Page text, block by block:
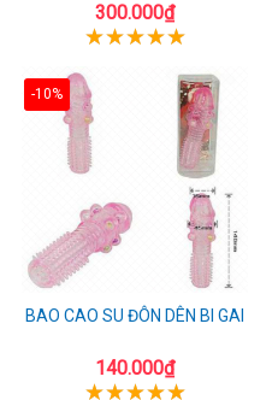
300.000₫
-10%
BAO CAO SU ĐÔN DÊN BI GAI
140.000₫